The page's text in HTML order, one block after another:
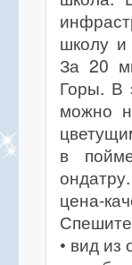
школу и
За 20
Горы. В
можно
в
цена-
• вид из